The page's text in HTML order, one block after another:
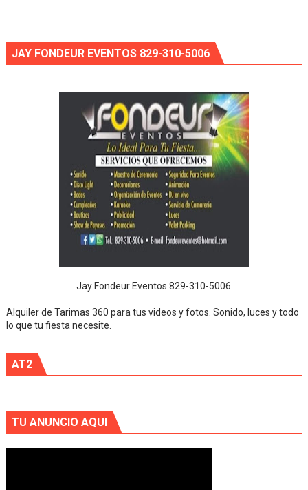
JAY FONDEUR EVENTOS 829-310-5006
Jay Fondeur Eventos 829-310-5006
Alquiler de Tarimas 360 para tus videos y fotos. Sonido, luces y todo
lo que tu fiesta necesite.
AT2
TU ANUNCIO AQUI